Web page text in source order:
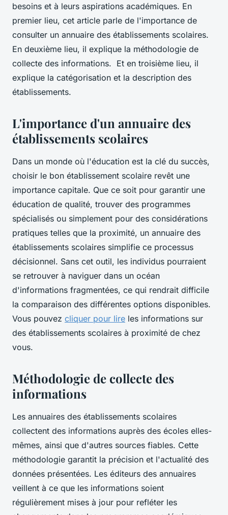
besoins et à leurs aspirations académiques. En
premier lieu, cet article parle de l'importance de
consulter un annuaire des établissements scolaires.
En deuxième lieu, il explique la méthodologie de
collecte des informations. Et en troisième lieu, il
explique la catégorisation et la description des
établissements.
L'importance d'un annuaire des
établissements scolaires
Dans un monde où l'éducation est la clé du succès,
choisir le bon établissement scolaire revêt une
importance capitale. Que ce soit pour garantir une
éducation de qualité, trouver des programmes
spécialisés ou simplement pour des considérations
pratiques telles que la proximité, un annuaire des
établissements scolaires simplifie ce processus
décisionnel. Sans cet outil, les individus pourraient
se retrouver à naviguer dans un océan
d'informations fragmentées, ce qui rendrait difficile
la comparaison des différentes options disponibles.
Vous pouvez cliquer pour lire les informations sur
des établissements scolaires à proximité de chez
vous.
Méthodologie de collecte des
informations
Les annuaires des établissements scolaires
collectent des informations auprès des écoles elles-
mêmes, ainsi que d'autres sources fiables. Cette
méthodologie garantit la précision et l'actualité des
données présentées. Les éditeurs des annuaires
veillent à ce que les informations soient
régulièrement mises à jour pour refléter les